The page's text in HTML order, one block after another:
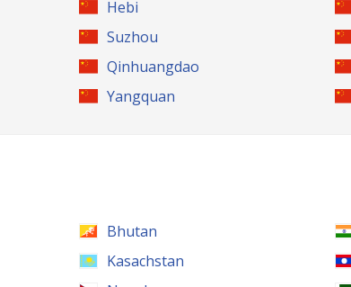
Hebi
Suzhou
Qinhuangdao
Yangquan
Bhutan
Kasachstan